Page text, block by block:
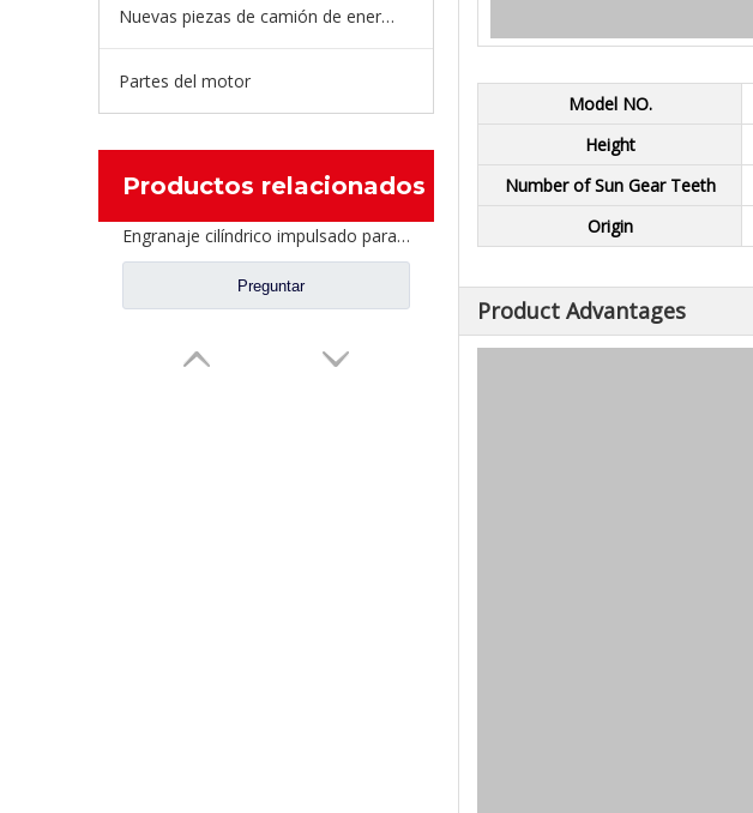
Nuevas piezas de camión de energía
Partes del motor
Productos relacionados
Engranaje cilíndrico impulsado para piezas de camión Fuhua CD0044M0-0
Preguntar
Model NO.
Height
Number of Sun Gear Teeth
Origin
Product Advantages